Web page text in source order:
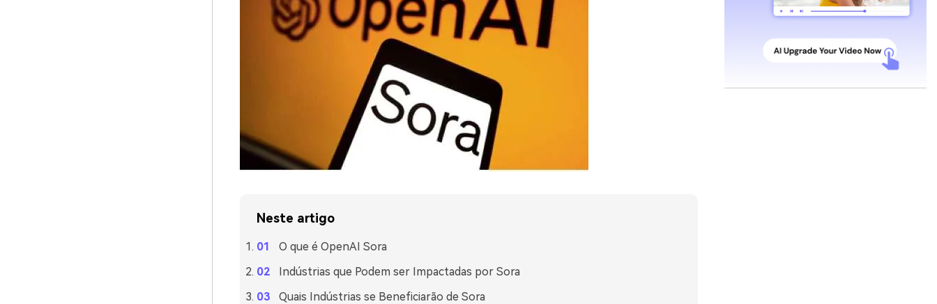
Neste artigo
O que é OpenAI Sora
Indústrias que Podem ser Impactadas por Sora
Quais Indústrias se Beneficiarão de Sora